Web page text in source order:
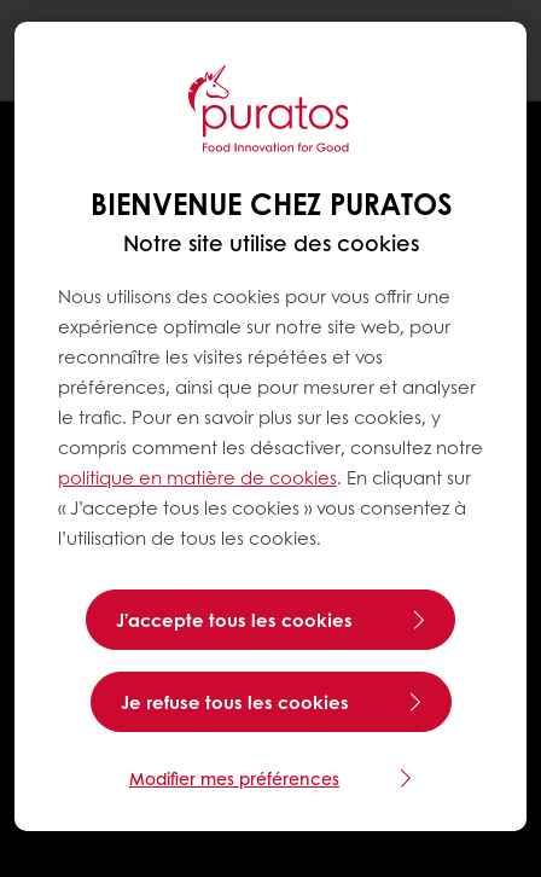
BIENVENUE CHEZ PURATOS
Notre site utilise des cookies
Nous utilisons des cookies pour vous offrir une
expérience optimale sur notre site web, pour
reconnaître les visites répétées et vos
préférences, ainsi que pour mesurer et analyser
le trafic. Pour en savoir plus sur les cookies, y
compris comment les désactiver, consultez notre
politique en matière de cookies. En cliquant sur
« J’accepte tous les cookies » vous consentez à
l’utilisation de tous les cookies.
J’accepte tous les cookies
Je refuse tous les cookies
Modifier mes préférences